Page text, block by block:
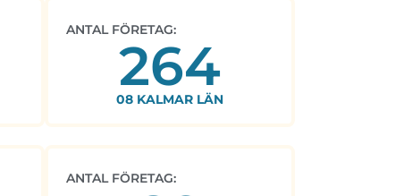
ANTAL FÖRETAG:
264
08 KALMAR LÄN
ANTAL FÖRETAG: